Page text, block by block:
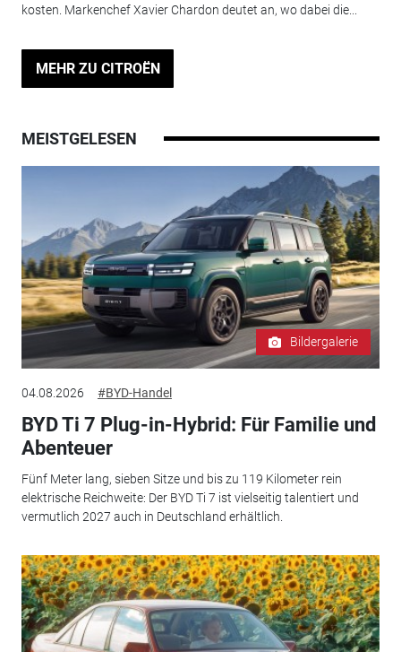
kosten. Markenchef Xavier Chardon deutet an, wo dabei die...
MEHR ZU CITROËN
MEISTGELESEN
Bildergalerie
04.08.2026 #BYD-Handel
BYD Ti 7 Plug-in-Hybrid: Für Familie und
Abenteuer
Fünf Meter lang, sieben Sitze und bis zu 119 Kilometer rein
elektrische Reichweite: Der BYD Ti 7 ist vielseitig talentiert und
vermutlich 2027 auch in Deutschland erhältlich.